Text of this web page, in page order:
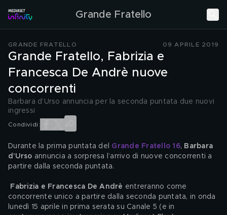
Grande Fratello
GRANDE FRATELLO 09 APRILE 2019
Grande Fratello, Fabrizia e
Francesca De Andrè nuove
concorrenti
Barbara d’Urso annuncia per la seconda puntata due nuovi
ingressi
Condividi:
Durante la prima puntata del Grande Fratello 16, Barbara
d’Urso annuncia a sorpresa l’arrivo di nuove concorrenti a
partire dalla seconda puntata.
Fabrizia e Francesca De Andrè entreranno come
concorrente unico a partire dalla seconda puntata, in onda
lunedì 15 aprile in prima serata su Canale 5 (e in